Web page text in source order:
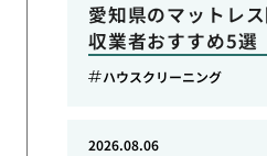
愛知県のマットレ
収業者おすすめ5選
ハウスクリーニング
2026.08.06